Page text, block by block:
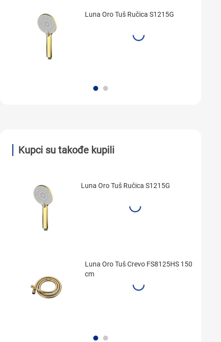
Luna Oro Tuš Ručica S1215G
Kupci su takođe kupili
Luna Oro Tuš Ručica S1215G
Luna Oro Tuš Crevo FS8125HS 150
cm